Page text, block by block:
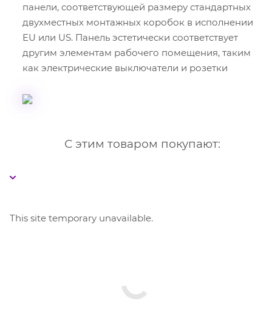
панели, соответствующей размеру стандартных
двухместных монтажных коробок в исполнении
EU или US. Панель эстетически соответствует
другим элементам рабочего помещения, таким
как электрические выключатели и розетки
С этим товаром покупают:
This site temporary unavailable.